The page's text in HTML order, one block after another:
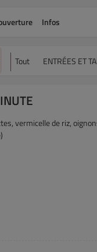
Infos
Tout ENTRÉES ET
vermicelle de riz,